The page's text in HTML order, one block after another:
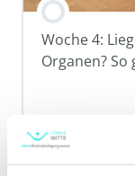
Woche 4:
Organen? So